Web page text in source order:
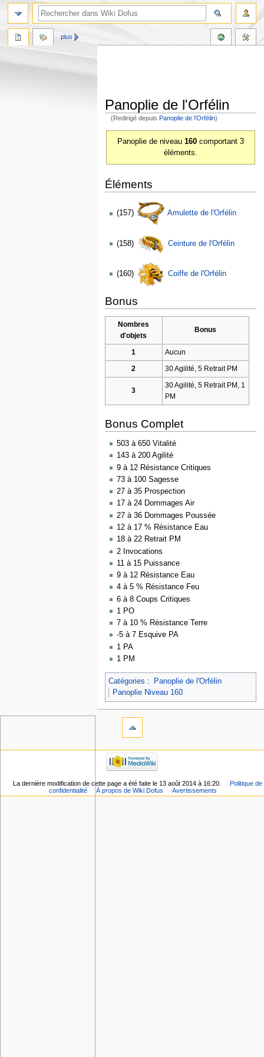
Panoplie de l'Orfélin
(Redirigé depuisPanoplie de l’Orfélin)
Panoplie de niveau160 comportant 3
éléments.
Éléments
(157) Amulette de l'Orfélin
(158) Ceinture de l'Orfélin
(160) Coiffe de l'Orfélin
Bonus
Nombres
d'objets
Bonus
1
Aucun
2
30 Agilité, 5 Retrait PM
3
30 Agilité, 5 Retrait PM, 1
PM
Bonus Complet
503 à 650 Vitalité
143 à 200 Agilité
9 à 12 Résistance Critiques
73 à 100 Sagesse
27 à 35 Prospection
17 à 24 Dommages Air
27 à 36 Dommages Poussée
12 à 17 % Résistance Eau
18 à 22 Retrait PM
2 Invocations
11 à 15 Puissance
9 à 12 Résistance Eau
4 à 5 % Résistance Feu
6 à 8 Coups Critiques
1 PO
7 à 10 % Résistance Terre
-5 à 7 Esquive PA
1 PA
1 PM
Catégories :
Panoplie de l'Orfélin
Panoplie Niveau 160
plus
La dernière modification de cette page a été faite le 13 août 2014 à 16:20.
Politique de
confidentialité
À propos de Wiki Dofus Avertissements